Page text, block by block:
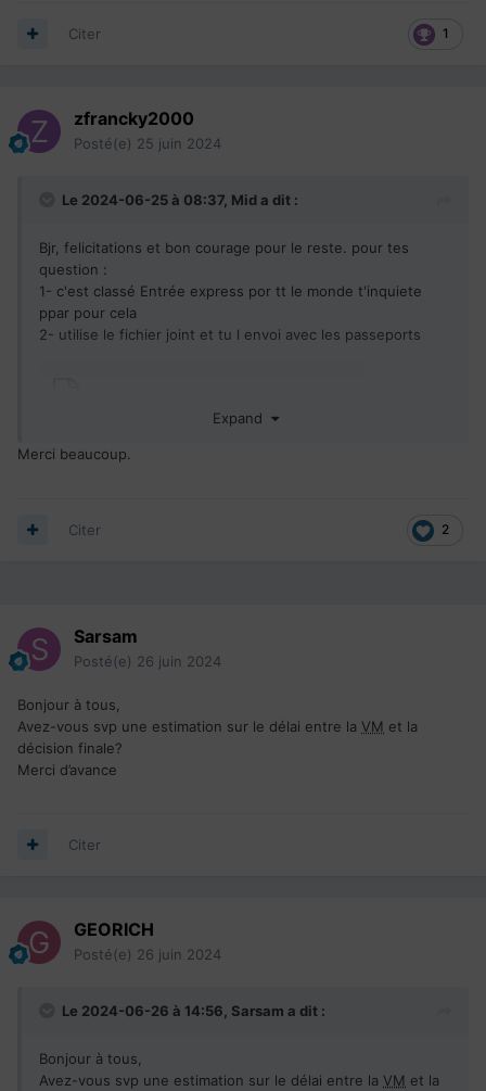
1
Citer
zfrancky2000
Posté(e) 25 juin 2024
Le 2024-06-25 à 08:37, Mida dit :
Bjr, felicitations et bon courage pour le reste. pour tes
question :
1- c'est classé Entrée express por tt le monde t'inquiete
ppar pour cela
2- utilise le fichier joint et tu l envoi avec les passeports
Expand
Merci beaucoup.
2
Citer
Sarsam
Posté(e) 26 juin 2024
Bonjour à tous,
Avez-vous svp une estimation sur le délai entre la VM et la
décision finale?
Merci d’avance
Citer
GEORICH
Posté(e) 26 juin 2024
Le 2024-06-26 à 14:56, Sarsam a dit :
Bonjour à tous,
Avez-vous svp une estimation sur le délai entre la VM et la